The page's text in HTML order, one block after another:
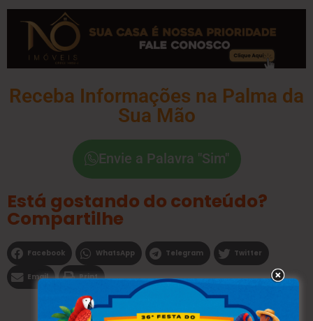
Receba Informações na Palma da
Sua Mão
Envie a Palavra "Sim"
Está gostando do conteúdo?
Compartilhe
Facebook WhatsApp Telegram Twitter
Email Print